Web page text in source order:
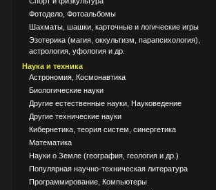
Фотодело, Фотоальбомы
Шахматы, шашки, карточные и логические игры
Эзотерика (магия, оккультизм, парапсихология),
астрология, уфология и др.
Наука и техника
Астрономия, Космонавтика
Биологические науки
Другие естественные науки, Науковедение
Другие технические науки
Кибернетика, теория систем, синергетика
Математика
Науки о Земле (география, геология и др.)
Популярная научно-техническая литература
Программирование, Компьютеры